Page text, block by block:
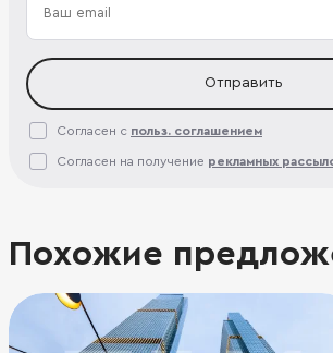
Отправить
Согласен с польз. соглашением
Согласен на получение рекламных
Похожие